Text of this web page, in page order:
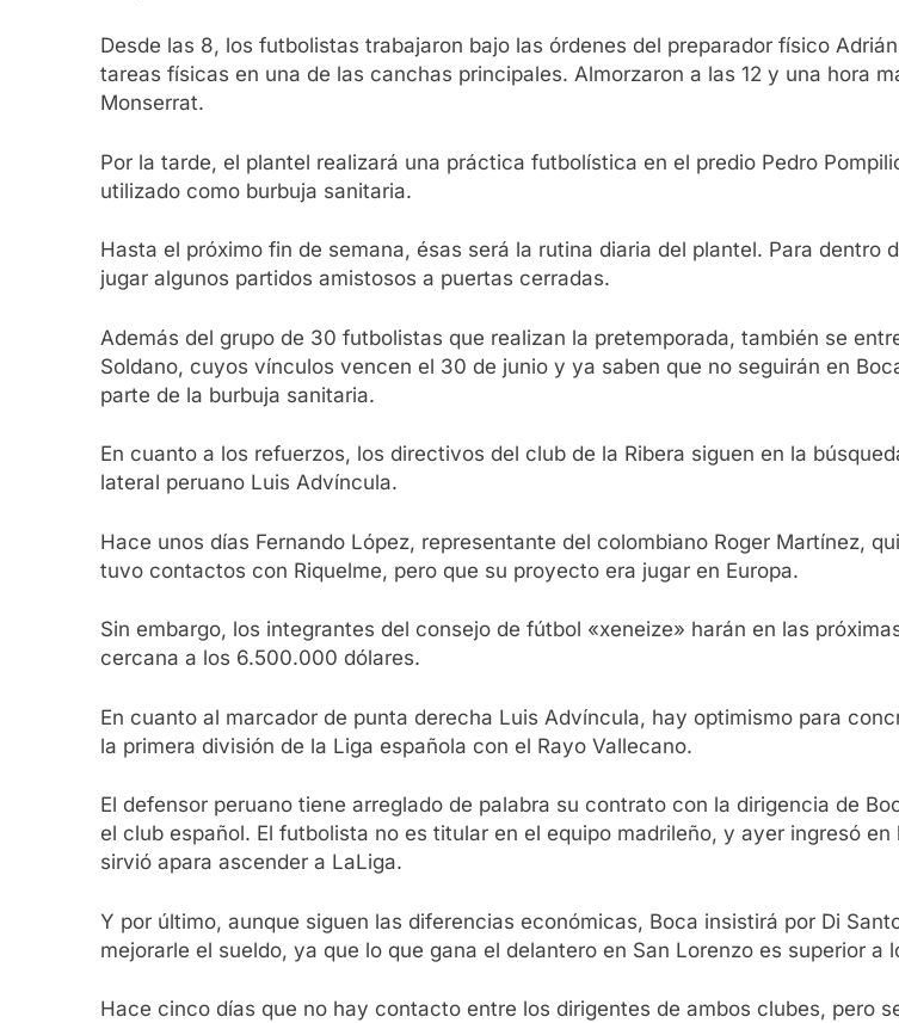
Desde las 8, los futbolistas trabajaron bajo las órdenes del preparador físico
tareas físicas en una de las canchas principales. Almorzaron a las 12 y una hora
Monserrat.
Por la tarde, el plantel realizará una práctica futbolística en el predio Pedro
utilizado como burbuja sanitaria.
Hasta el próximo fin de semana, ésas será la rutina diaria del plantel. Para
jugar algunos partidos amistosos a puertas cerradas.
Además del grupo de 30 futbolistas que realizan la pretemporada, también se
Soldano, cuyos vínculos vencen el 30 de junio y ya saben que no seguirán en
parte de la burbuja sanitaria.
En cuanto a los refuerzos, los directivos del club de la Ribera siguen en la
lateral peruano Luis Advíncula.
Hace unos días Fernando López, representante del colombiano Roger Martínez,
tuvo contactos con Riquelme, pero que su proyecto era jugar en Europa.
Sin embargo, los integrantes del consejo de fútbol «xeneize» harán en las
cercana a los 6.500.000 dólares.
En cuanto al marcador de punta derecha Luis Advíncula, hay optimismo para
la primera división de la Liga española con el Rayo Vallecano.
El defensor peruano tiene arreglado de palabra su contrato con la dirigencia de
el club español. El futbolista no es titular en el equipo madrileño, y ayer ingresó
sirvió apara ascender a LaLiga.
Y por último, aunque siguen las diferencias económicas, Boca insistirá por Di
mejorarle el sueldo, ya que lo que gana el delantero en San Lorenzo es superior a
Hace cinco días que no hay contacto entre los dirigentes de ambos clubes, pero